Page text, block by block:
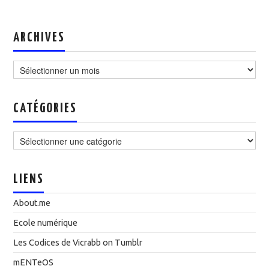
ARCHIVES
CATÉGORIES
LIENS
About.me
Ecole numérique
Les Codices de Vicrabb on Tumblr
mENTeOS